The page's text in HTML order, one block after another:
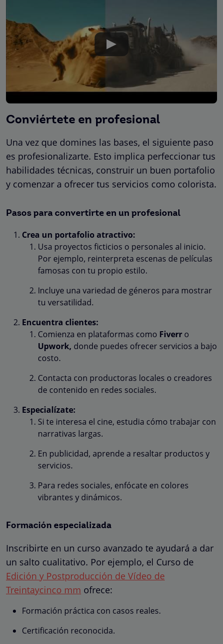
Conviértete en profesional
Una vez que domines las bases, el siguiente paso
es profesionalizarte. Esto implica perfeccionar tus
habilidades técnicas, construir un buen portafolio
y comenzar a ofrecer tus servicios como colorista.
Pasos para convertirte en un profesional
Crea un portafolio atractivo:
Usa proyectos ficticios o personales al inicio.
Por ejemplo, reinterpreta escenas de películas
famosas con tu propio estilo.
Incluye una variedad de géneros para mostrar
tu versatilidad.
Encuentra clientes:
Comienza en plataformas como Fiverr o
Upwork, donde puedes ofrecer servicios a bajo
costo.
Contacta con productoras locales o creadores
de contenido en redes sociales.
Especialízate:
Si te interesa el cine, estudia cómo trabajar con
narrativas largas.
En publicidad, aprende a resaltar productos y
servicios.
Para redes sociales, enfócate en colores
vibrantes y dinámicos.
Formación especializada
Inscribirte en un curso avanzado te ayudará a dar
un salto cualitativo. Por ejemplo, el Curso de
Edición y Postproducción de Vídeo de
Treintaycinco mm ofrece:
Formación práctica con casos reales.
Certificación reconocida.